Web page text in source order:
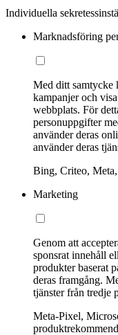
Individuella
Marknadsföring
Med ditt samtycke
kampanjer och
webbplats. För
personuppgifter
använder deras
använder deras
Bing, Criteo,
Marketing
Genom att
sponsrat innehåll
produkter baserat
deras framgång.
tjänster från tredje
Meta-Pixel,